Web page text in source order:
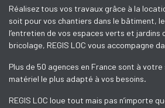
Réalisez tous vos travaux grâce à la
soit pour vos chantiers dans le bâtiment,
l’entretien de vos espaces verts et jardins
bricolage, REGIS LOC vous accompagne
Plus de 50 agences en France sont à
matériel le plus adapté à vos besoins.
REGIS LOC loue tout mais pas n’importe